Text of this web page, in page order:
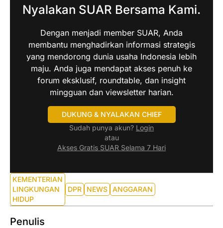
Nyalakan SUAR Bersama Kami.
Dengan menjadi member SUAR, Anda
membantu menghadirkan informasi strategis
yang mendorong dunia usaha Indonesia lebih
maju. Anda juga mendapat akses penuh ke
forum eksklusif, roundtable, dan insight
mingguan dan viewsletter harian.
DUKUNG & NYALAKAN CHIEF
Sudah punya akun? Login
atau
Akses Gratis SUAR Selama 7 Hari
KEMENTERIAN
LINGKUNGAN
HIDUP
DPR NEWS ANGGARAN
Penulis